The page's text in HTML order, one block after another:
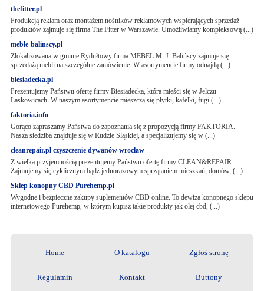
thefitter.pl
Produkcją reklam oraz montażem nośników reklamowych wspierających sprzedaż
produktów zajmuje się firma The Fitter w Warszawie. Umożliwiamy kompleksową (...)
meble-balinscy.pl
Zlokalizowana w gminie Rydułtowy firma MEBEL M. J. Balińscy zajmuje się
sprzedażą mebli na szczególne zamówienie. W asortymencie firmy odnajdą (...)
biesiadecka.pl
Prezentujemy Państwu ofertę firmy Biesiadecka, która mieści się w Jelczu-
Laskowicach. W naszym asortymencie mieszczą się płytki, kafelki, fugi (...)
faktoria.info
Gorąco zapraszamy Państwa do zapoznania się z propozycją firmy FAKTORIA.
Nasza siedziba znajduje się w Rudzie Śląskiej, a specjalizujemy się w (...)
cleanrepair.pl czyszczenie dywanów wrocław
Z wielką przyjemnością prezentujemy Państwu ofertę firmy CLEAN&REPAIR.
Zajmujemy się cyklicznym bądź jednorazowym sprzątaniem mieszkań, domów, (...)
Sklep konopny CBD Purehemp.pl
Wygodne i bezpieczne zakupy suplementów CBD online. To dewiza konopnego sklepu
internetowego Purehemp, w którym kupisz takie produkty jak olej cbd, (...)
Home O katalogu Zgłoś stronę
Regulamin Kontakt Buttony